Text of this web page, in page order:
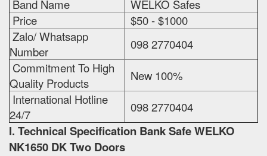
Band Name
WELKO Safes
Price
$50 - $1000
Zalo/ Whatsapp
Number
098 2770404
Commitment To High
Quality Products
New 100%
International Hotline
24/7
098 2770404
I. Technical Specification Bank Safe WELKO
NK1650 DK Two Doors